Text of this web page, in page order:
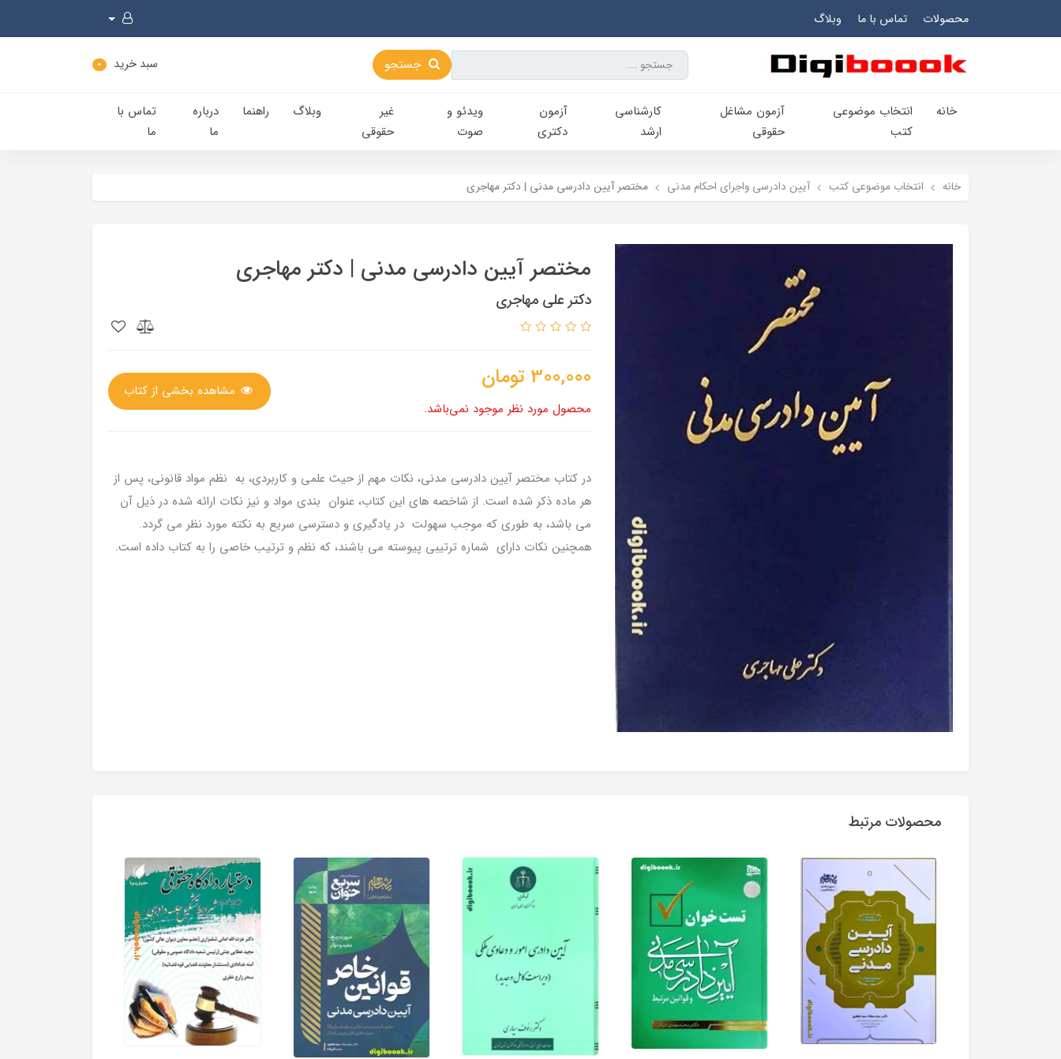
محصولات تماس با ما وبلاگ
جستجو سبد خرید 0
خانه
انتخاب​ موضوعي​
کتب
آزمون مشاغل
حقوقی
کارشناسی‌
ارشد
آزمون
دکتری
ویدئو و
صوت
غیر
حقوقی
وبلاگ راهنما
درباره
ما
تماس با
ما
خانه انتخاب​ موضوعي​ کتب آيين دادرسي ​واجراي ​احکام ​مدني مختصر آیین دادرسی مدنی | دکتر مهاجری
مختصر آیین دادرسی مدنی | دکتر مهاجری
دکتر علی مهاجری
300,000 تومان
محصول مورد نظر موجود نمی‌باشد.
مشاهده بخشی از کتاب
در کتاب مختصر آیین دادرسی مدنی، نکات مهم از حیث علمی و کاربردی، به نظم مواد قانونی، پس از
هر ماده ذکر شده است. از شاخصه های این کتاب، عنوان بندی مواد و نیز نکات ارائه شده در ذیل آن
می باشد، به طوری که موجب سهولت در یادگیری و دسترسی سریع به نکته مورد نظر می گردد.
همچنین نکات دارای شماره ترتیبی پیوسته می باشند، که نظم و ترتیب خاصی را به کتاب داده است.
محصولات مرتبط